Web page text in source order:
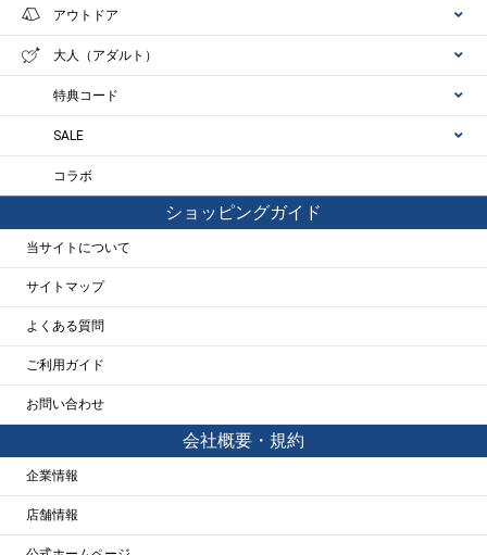
アウトドア
大人（アダルト）
特典コード
SALE
コラボ
ショッピングガイド
当サイトについて
サイトマップ
よくある質問
ご利用ガイド
お問い合わせ
会社概要・規約
企業情報
店舗情報